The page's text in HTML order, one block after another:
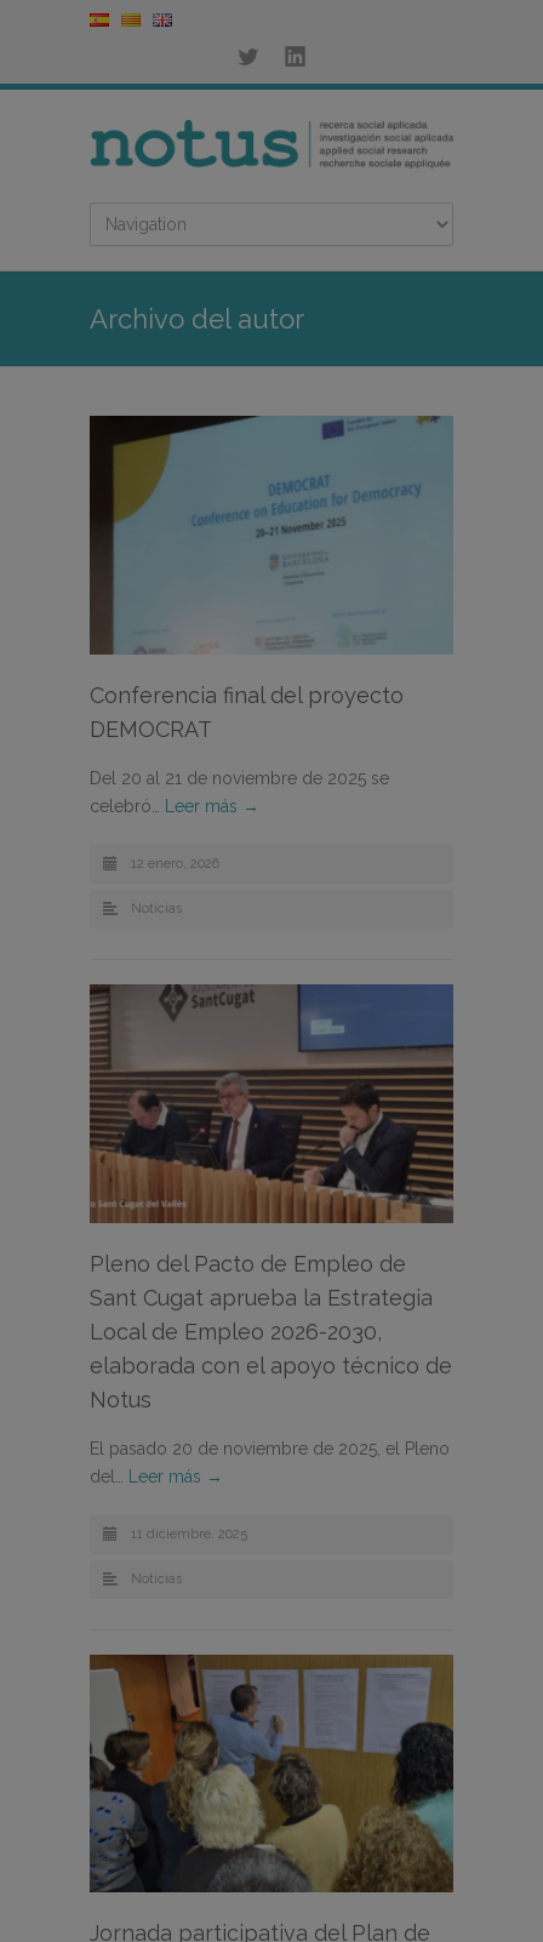
Archivo del autor
Conferencia final del proyecto
DEMOCRAT
Del 20 al 21 de noviembre de 2025 se
celebró…
Leer más →
12 enero, 2026
Noticias
Pleno del Pacto de Empleo de
Sant Cugat aprueba la Estrategia
Local de Empleo 2026-2030,
elaborada con el apoyo técnico de
Notus
El pasado 20 de noviembre de 2025, el Pleno
del… Leer más →
11 diciembre, 2025
Noticias
Jornada participativa del Plan de